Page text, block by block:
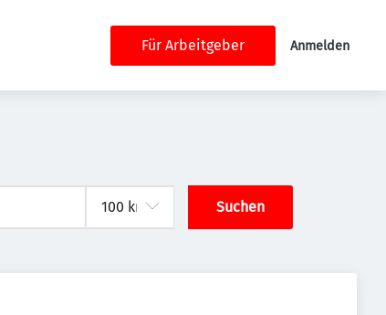
Für Arbeitgeber Anmelden
Suchen